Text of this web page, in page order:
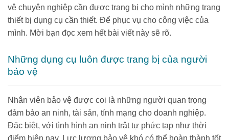
vệ chuyên nghiệp cần được trang bị cho mình những trang
thiết bị dụng cụ cần thiết. Để phục vụ cho công việc của
mình. Mời bạn đọc xem hết bài viết này sẽ rõ.
Những dụng cụ luôn được trang bị của người
bảo vệ
Nhân viên bảo vệ được coi là những người quan trọng
đảm bảo an ninh, tài sản, tính mạng cho doanh nghiệp.
Đặc biệt, với tình hình an ninh trật tự phức tạp như thời